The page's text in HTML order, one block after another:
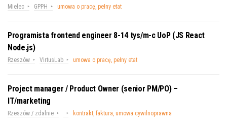
Mielec GPPH umowa o pracę, pełny etat
Programista frontend engineer 8-14 tys/m-c UoP (JS React
Node.js)
Rzeszów VirtusLab umowa o pracę, pełny etat
Project manager / Product Owner (senior PM/PO) –
IT/marketing
Rzeszów / zdalnie kontrakt, faktura, umowa cywilnoprawna